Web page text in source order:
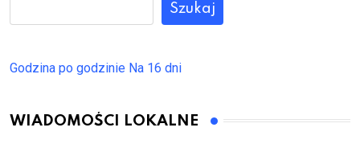
Szukaj
Godzina po godzinie Na 16 dni
WIADOMOŚCI LOKALNE